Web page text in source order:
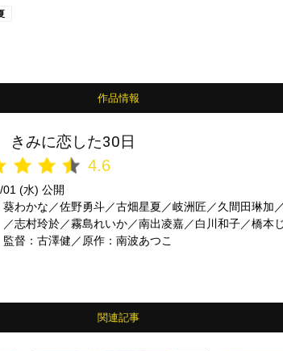
作品情報
みに恋した30日
4.6
01 (水) 公開
葵わかな／佐野勇斗／古畑星夏／岐洲匠／久間田琳加
／志村玲於／霧島れいか／南出凌嘉／白川和子／橋
監督：古澤健／原作：南波あつこ
関連記事